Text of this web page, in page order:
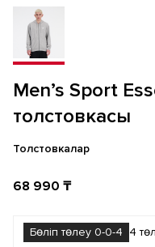
Men’s Sport
толстовкасы
Толстовкалар
68 990 ₸
Бөліп төлеу 0-0-4 4